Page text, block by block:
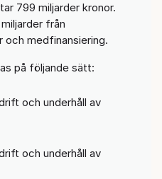
799 miljarder kronor.
från
medfinansiering.
på följande sätt:
och underhåll av
och underhåll av